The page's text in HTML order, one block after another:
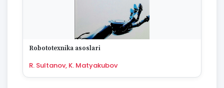
Robototexnika asoslari
R. Sultanov, K. Matyakubov